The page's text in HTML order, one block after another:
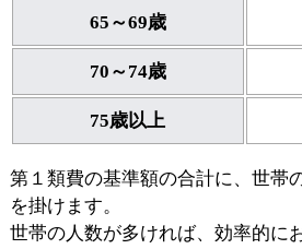
65～69歳
70～74歳
75歳以上
第１類費の基準額の合計に、世帯
を掛けます。
世帯の人数が多ければ、効率的に